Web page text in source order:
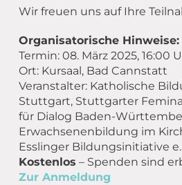
Wir freuen uns auf Ihre
Organisatorische Hinweise:
Termin: 08. März2025, 16:00
Ort: Kursaal, Bad Cannstatt
Veranstalter: Katholische
Stuttgart, Stuttgarter Femina
für Dialog Baden-
Erwachsenenbildung im
Esslinger Bildungsinitiative e.
Kostenlos – Spenden sind
Zur Anmeldung